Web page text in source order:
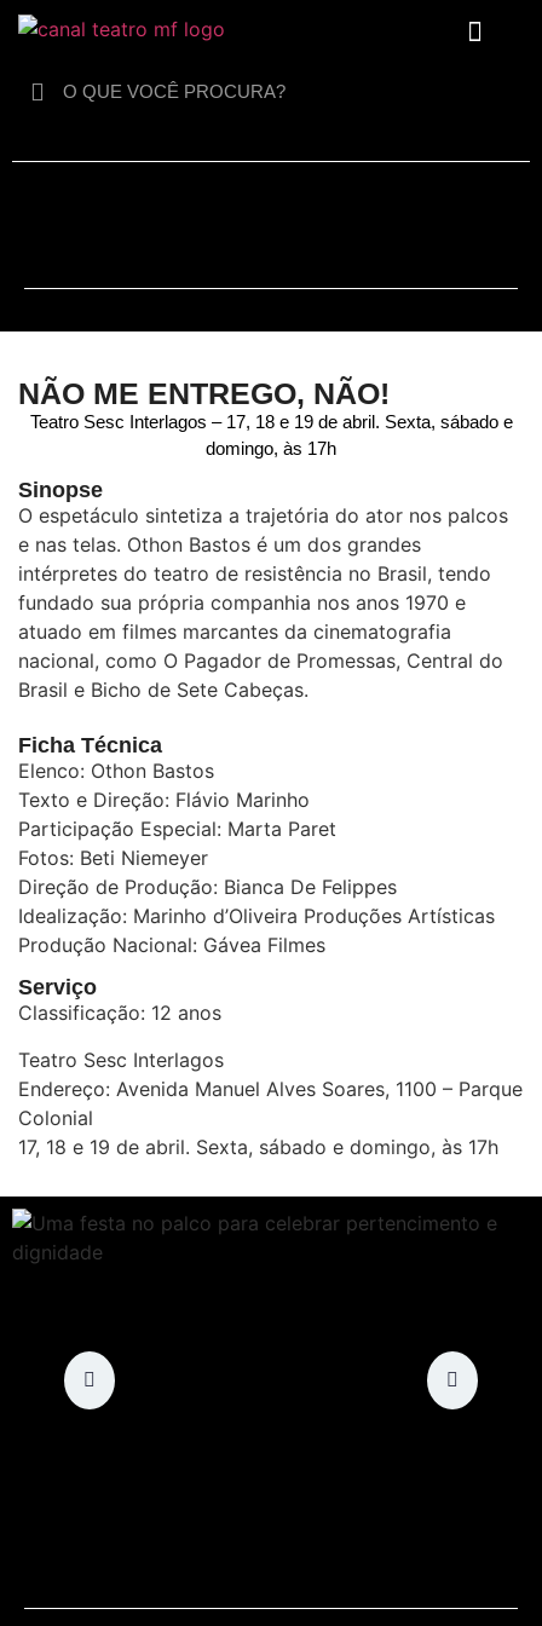
NÃO ME ENTREGO, NÃO!
Teatro Sesc Interlagos – 17, 18 e 19 de abril. Sexta, sábado e
domingo, às 17h
Sinopse
O espetáculo sintetiza a trajetória do ator nos palcos
e nas telas. Othon Bastos é um dos grandes
intérpretes do teatro de resistência no Brasil, tendo
fundado sua própria companhia nos anos 1970 e
atuado em filmes marcantes da cinematografia
nacional, como O Pagador de Promessas, Central do
Brasil e Bicho de Sete Cabeças.
Ficha Técnica
Elenco: Othon Bastos
Texto e Direção: Flávio Marinho
Participação Especial: Marta Paret
Fotos: Beti Niemeyer
Direção de Produção: Bianca De Felippes
Idealização: Marinho d’Oliveira Produções Artísticas
Produção Nacional: Gávea Filmes
Serviço
Classificação: 12 anos
Teatro Sesc Interlagos
Endereço: Avenida Manuel Alves Soares, 1100 – Parque
Colonial
17, 18 e 19 de abril. Sexta, sábado e domingo, às 17h